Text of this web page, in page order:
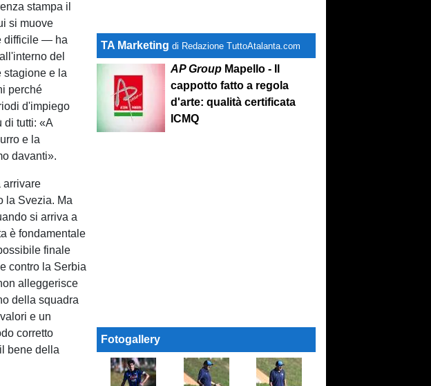
stampa il
si muove
difficile — ha
del
stagione e la
perché
d'impiego
di tutti: «A
e la
davanti».
arrivare
la Svezia. Ma
si arriva a
è fondamentale
finale
contro la Serbia
alleggerisce
della squadra
e un
corretto
bene della
TA Marketing di Redazione TuttoAtalanta.com
AP Group Mapello - Il
cappotto fatto a regola
d'arte: qualità certificata
ICMQ
Fotogallery